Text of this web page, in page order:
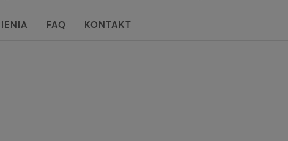
FAQ KONTAKT